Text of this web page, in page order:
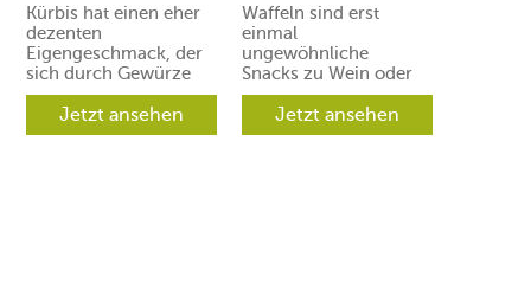
Kürbis hat einen eher
dezenten
Eigengeschmack, der
sich durch Gewürze
und Aromen leicht in
verschiedene
Richtungen lenken
Jetzt ansehen
Waffeln sind erst
einmal
ungewöhnliche
Snacks zu Wein oder
Prosecco. Ihre Gäste
werden aber
begeistert sein.
Jetzt ansehen